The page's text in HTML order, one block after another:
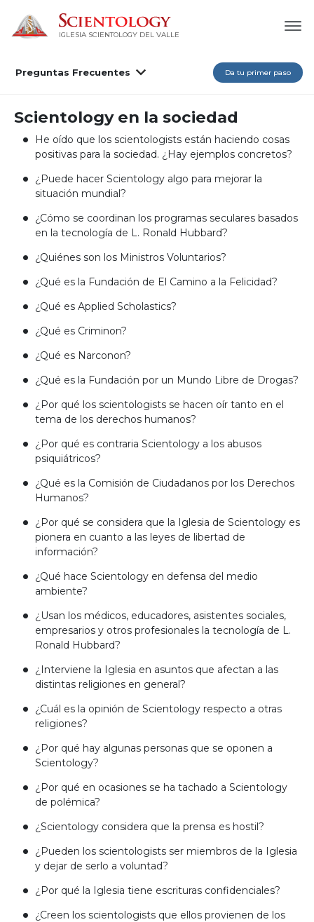
IGLESIA SCIENTOLOGY DEL VALLE
Preguntas Frecuentes Da tu primer paso
Scientology en la sociedad
He oído que los scientologists están haciendo cosas
positivas para la sociedad. ¿Hay ejemplos concretos?
¿Puede hacer Scientology algo para mejorar la
situación mundial?
¿Cómo se coordinan los programas seculares basados
en la tecnología de L. Ronald Hubbard?
¿Quiénes son los Ministros Voluntarios?
¿Qué es la Fundación de El Camino a la Felicidad?
¿Qué es Applied Scholastics?
¿Qué es Criminon?
¿Qué es Narconon?
¿Qué es la Fundación por un Mundo Libre de Drogas?
¿Por qué los scientologists se hacen oír tanto en el
tema de los derechos humanos?
¿Por qué es contraria Scientology a los abusos
psiquiátricos?
¿Qué es la Comisión de Ciudadanos por los Derechos
Humanos?
¿Por qué se considera que la Iglesia de Scientology es
pionera en cuanto a las leyes de libertad de
información?
¿Qué hace Scientology en defensa del medio
ambiente?
¿Usan los médicos, educadores, asistentes sociales,
empresarios y otros profesionales la tecnología de L.
Ronald Hubbard?
¿Interviene la Iglesia en asuntos que afectan a las
distintas religiones en general?
¿Cuál es la opinión de Scientology respecto a otras
religiones?
¿Por qué hay algunas personas que se oponen a
Scientology?
¿Por qué en ocasiones se ha tachado a Scientology
de polémica?
¿Scientology considera que la prensa es hostil?
¿Pueden los scientologists ser miembros de la Iglesia
y dejar de serlo a voluntad?
¿Por qué la Iglesia tiene escrituras confidenciales?
¿Creen los scientologists que ellos provienen de los